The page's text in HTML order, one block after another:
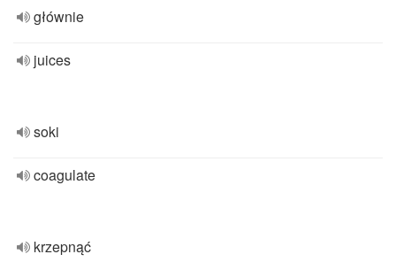
głównie
juices
soki
coagulate
krzepnąć